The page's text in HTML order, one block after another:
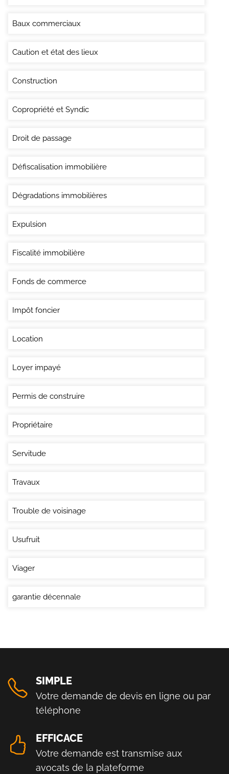
Baux commerciaux
Caution et état des lieux
Construction
Copropriété et Syndic
Droit de passage
Défiscalisation immobilière
Dégradations immobilières
Expulsion
Fiscalité immobilière
Fonds de commerce
Impôt foncier
Location
Loyer impayé
Permis de construire
Propriétaire
Servitude
Travaux
Trouble de voisinage
Usufruit
Viager
garantie décennale
SIMPLE
Votre demande de devis en ligne ou par
téléphone
EFFICACE
Votre demande est transmise aux
avocats de la plateforme